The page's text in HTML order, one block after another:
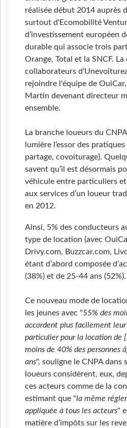
réalisée début 2014 auprès
surtout d'Ecomobilité
d’investissement européen
durable qui associe trois
Orange, Total et la SNCF.
collaborateurs
rejoindre l'équipe de
Martin devenant directeur
ensemble.
La branche loueurs du
lumière l’essor des
partage, covoiturage).
savent qu’il est désormais
véhicule entre particuliers
aux services d’un loueur
en 2012.
Ainsi, 5% des conducteurs
type de location (avec
Drivy.com, Buzzcar.com,
étant d’abord composée
(38%) et de 25-44 ans (52%).
Ce nouveau mode de
les jeunes avec "55% des
accordent plus facilement
particulier pour la location de
moins de 40% des personnes
ans", souligne le CNPA dans
loueurs considèrent, eux,
ces acteurs comme de la
estimant que "la même
appliquée à tous les acteurs"
matière d’impôts sur les